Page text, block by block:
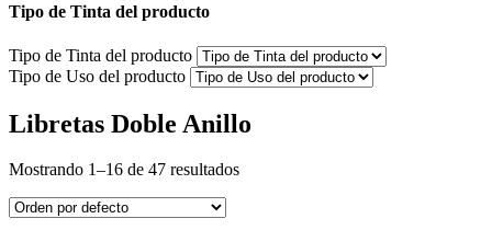
Tipo de Tinta del producto
Tipo de Tinta del producto
Tipo de Uso del producto
Libretas Doble Anillo
Mostrando 1–16 de 47 resultados